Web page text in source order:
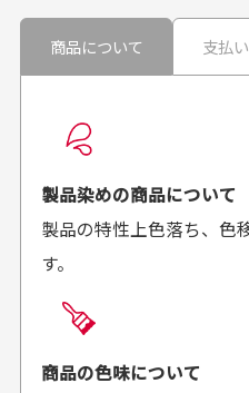
良かった！
がとうございます。丁寧
に梱包されていて、商品
の状態も良好でした。気
があればよろしくお願い
お届け希望日時をご指定
ご注文時にご指定下さい。
商品の受け渡しは、ゆう
頂いております。
商品について 支払
製品染めの商品について
製品の特性上色落ち、色
す。
商品の色味について